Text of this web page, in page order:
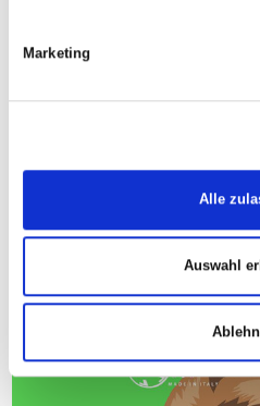
Marketing
Alle
Auswahl
Atemschutz bei